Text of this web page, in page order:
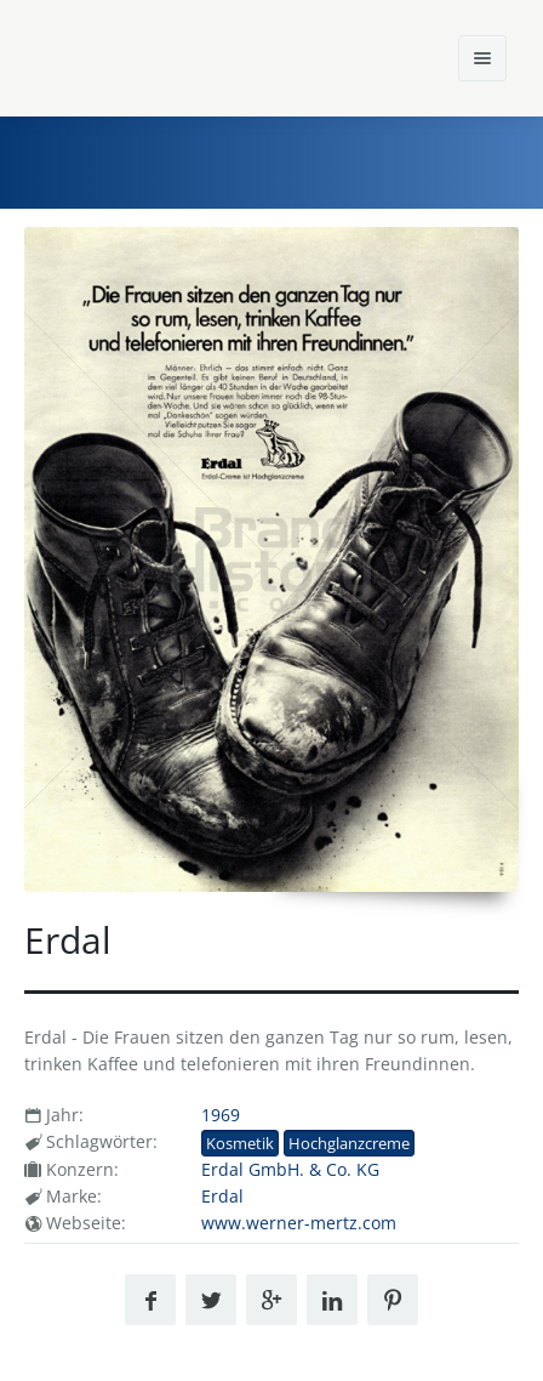
Einst und Heute
Epoche
Erdal
Erdal - Die Frauen sitzen den ganzen Tag nur so rum, lesen,
trinken Kaffee und telefonieren mit ihren Freundinnen.
Jahr:
1969
Schlagwörter:
Kosmetik Hochglanzcreme
Konzern:
Erdal GmbH. & Co. KG
Marke:
Erdal
Webseite:
www.werner-mertz.com